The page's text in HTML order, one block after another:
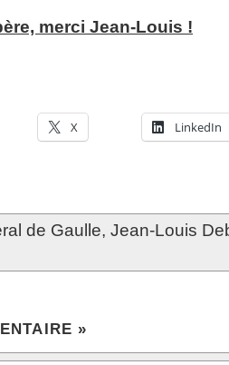
merci Jean-Louis !
X
LinkedIn
de Gaulle, Jean-Louis
»